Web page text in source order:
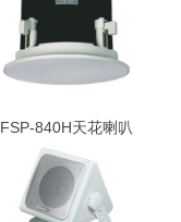
FSP-840H天花喇叭